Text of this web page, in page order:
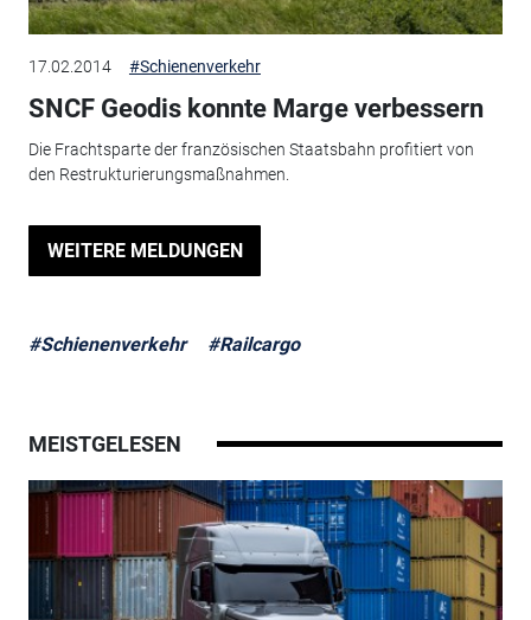
17.02.2014 #Schienenverkehr
SNCF Geodis konnte Marge verbessern
Die Frachtsparte der französischen Staatsbahn profitiert von
den Restrukturierungsmaßnahmen.
WEITERE MELDUNGEN
#Schienenverkehr #Railcargo
MEISTGELESEN